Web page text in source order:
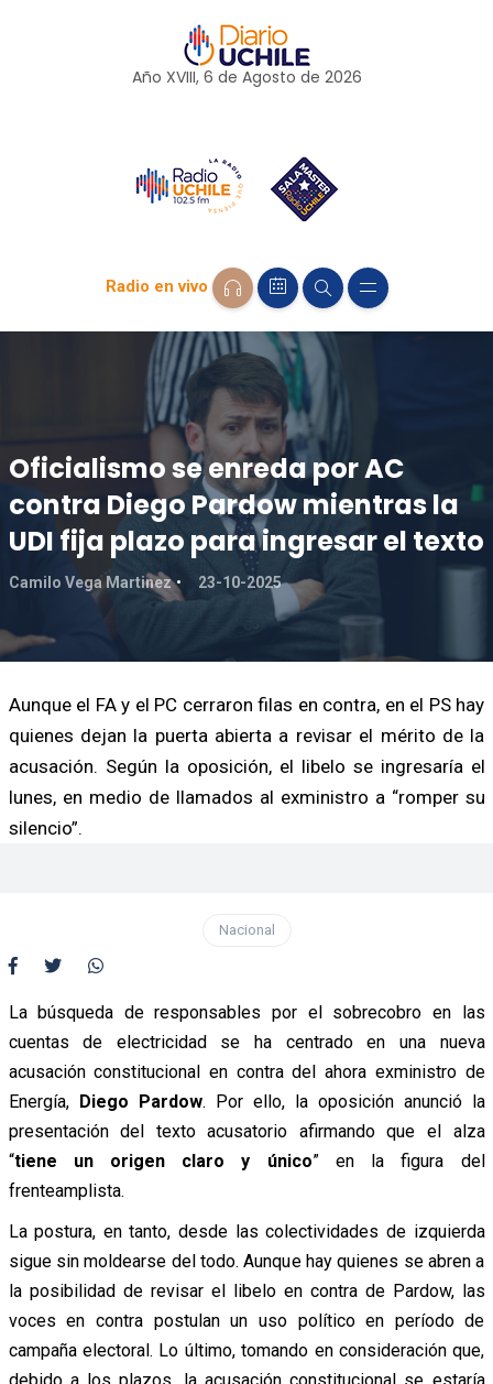
Año XVIII, 6 de Agosto de 2026
Radio en vivo
Oficialismo se enreda por AC
contra Diego Pardow mientras la
UDI fija plazo para ingresar el texto
Camilo Vega Martinez 23-10-2025
Aunque el FA y el PC cerraron filas en contra, en el PS hay
quienes dejan la puerta abierta a revisar el mérito de la
acusación. Según la oposición, el libelo se ingresaría el
lunes, en medio de llamados al exministro a “romper su
silencio”.
Nacional
La búsqueda de responsables por el sobrecobro en las
cuentas de electricidad se ha centrado en una nueva
acusación constitucional en contra del ahora exministro de
Energía,Diego Pardow. Por ello, la oposición anunció la
presentación del texto acusatorio afirmando que el alza
“tiene un origen claro y único” en la figura del
frenteamplista.
La postura, en tanto, desde las colectividades de izquierda
sigue sin moldearse del todo. Aunque hay quienes se abren a
la posibilidad de revisar el libelo en contra de Pardow, las
voces en contra postulan un uso político en período de
campaña electoral. Lo último, tomando en consideración que,
debido a los plazos, la acusación constitucional se estaría